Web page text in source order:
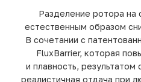
Разделение ротора
естественным образом
В сочетании с
FluxBarrier, которая
и плавность, результатом
реалистичная отдача при